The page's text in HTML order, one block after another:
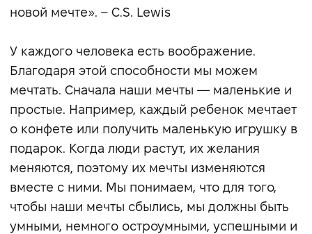
новой мечте». – C.S. Lewis
У каждого человека есть воображение.
Благодаря этой способности мы можем
мечтать. Сначала наши мечты — маленькие и
простые. Например, каждый ребенок мечтает
о конфете или получить маленькую игрушку в
подарок. Когда люди растут, их желания
меняются, поэтому их мечты изменяются
вместе с ними. Мы понимаем, что для того,
чтобы наши мечты сбылись, мы должны быть
умными, немного остроумными, успешными и